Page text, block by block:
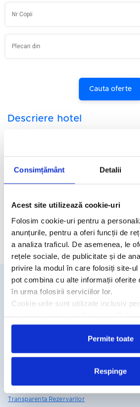
Consimțământ Detalii
Acest site utilizează cookie-uri
Folosim cookie-uri pentru a
anunțurile, pentru a oferi funcții de
a analiza traficul. De asemenea, le
rețele sociale, de publicitate și de
privire la modul în care folosiți site-
pot combina cu alte informații oferite
în urma folosirii serviciilor lor.
Cookie-urile sunt utilizate inclusiv
Permite toate
Respinge
Cauta oferte
Descriere hotel
satul Bali, la 25 de km de orasul
Facilitati hotel
Camere hotel
Cere oferta personalizata
Detalii si rezervari
rezervari@travelmatters.ro
Licente TravelMatters
Vezi Licenta de Turism
Transparenta Rezervarilor